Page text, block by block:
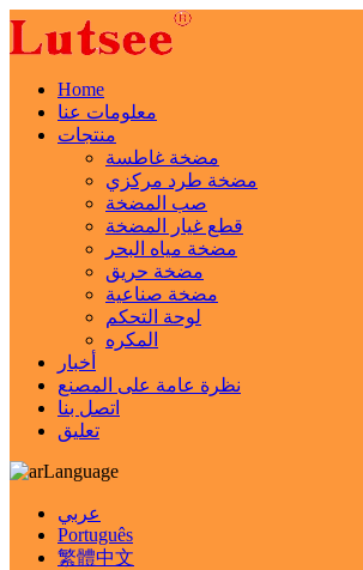
Home
معلومات عنا
منتجات
مضخة غاطسة
مضخة طرد مركزي
صب المضخة
قطع غيار المضخة
مضخة مياه البحر
مضخة حريق
مضخة صناعية
لوحة التحكم
المكره
أخبار
نظرة عامة على المصنع
اتصل بنا
تعليق
Language
عربي
Português
繁體中文